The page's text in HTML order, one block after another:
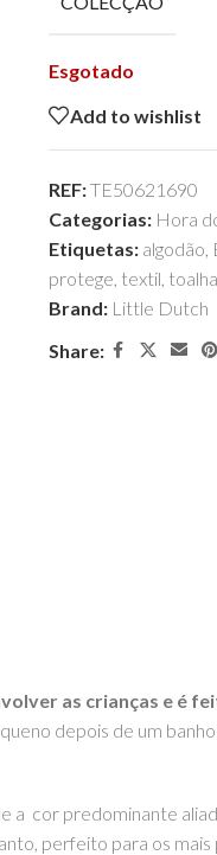
Esgotado
Add to wishlist
REF:TE50621690
Categorias: Hora
Etiquetas: algodão,
protege, textil, toalha
Brand: Little Dutch
Share:
as crianças e é
depois de um
cor predominante
perfeito para os